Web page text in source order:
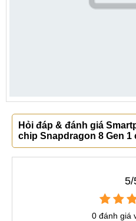
Hỏi đáp & đánh giá
chip Snapdragon 8 Gen 1
5/
0 đánh giá